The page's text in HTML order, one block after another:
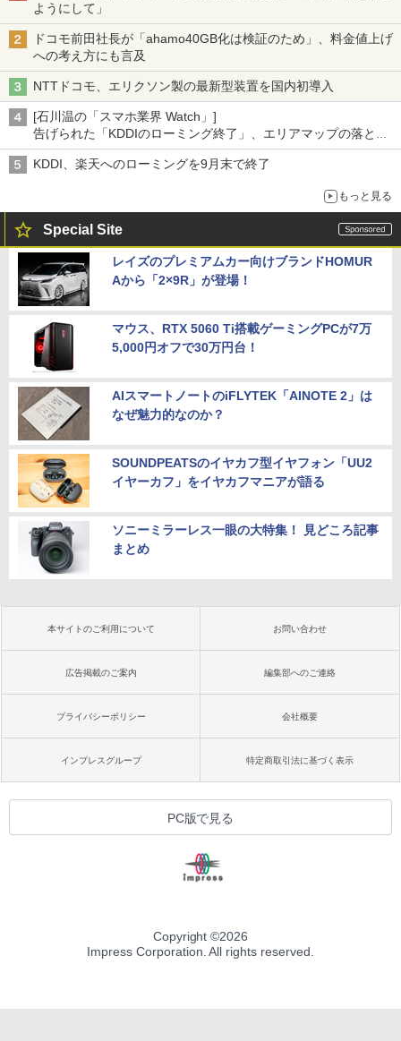
ようにして」
ドコモ前田社長が「ahamo40GB化は検証のため」、料金値上げ
への考え方にも言及
NTTドコモ、エリクソン製の最新型装置を国内初導入
[石川温の「スマホ業界 Watch」]
告げられた「KDDIのローミング終了」、エリアマップの落とし
穴と楽天モバイルの課題
KDDI、楽天へのローミングを9月末で終了
もっと見る
Special Site
レイズのプレミアムカー向けブランドHOMUR
Aから「2×9R」が登場！
マウス、RTX 5060 Ti搭載ゲーミングPCが7万
5,000円オフで30万円台！
AIスマートノートのiFLYTEK「AINOTE 2」は
なぜ魅力的なのか？
SOUNDPEATSのイヤカフ型イヤフォン「UU2
イヤーカフ」をイヤカフマニアが語る
ソニーミラーレス一眼の大特集！ 見どころ記事
まとめ
本サイトのご利用について お問い合わせ
広告掲載のご案内 編集部へのご連絡
プライバシーポリシー 会社概要
インプレスグループ 特定商取引法に基づく表示
PC版で見る
Copyright ©2026
Impress Corporation. All rights reserved.